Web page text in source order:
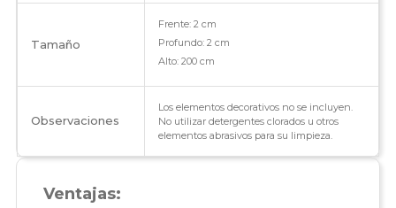
Tamaño
Frente: 2 cm
Profundo: 2 cm
Alto: 200 cm
Observaciones
Los elementos decorativos no se incluyen.
No utilizar detergentes clorados u otros
elementos abrasivos para su limpieza.
Ventajas: